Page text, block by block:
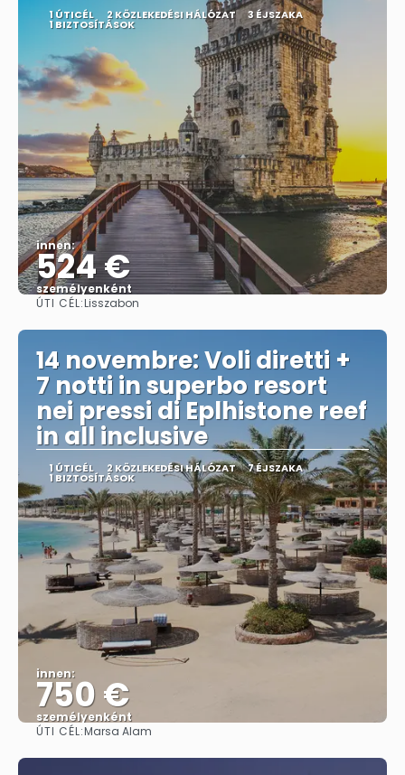
1 ÚTICÉL 2 KÖZLEKEDÉSI HÁLÓZAT 3 ÉJSZAKA
1 BIZTOSÍTÁSOK
innen:
524 €
személyenként
ÚTI CÉL:Lisszabon
14 novembre: Voli diretti +
7 notti in superbo resort
nei pressi di Eplhistone reef
in all inclusive
1 ÚTICÉL 2 KÖZLEKEDÉSI HÁLÓZAT 7 ÉJSZAKA
1 BIZTOSÍTÁSOK
innen:
750 €
személyenként
ÚTI CÉL:Marsa Alam